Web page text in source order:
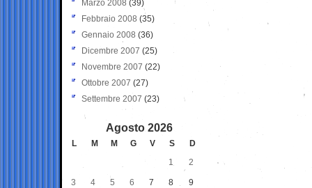
Marzo 2008 (39)
Febbraio 2008 (35)
Gennaio 2008 (36)
Dicembre 2007 (25)
Novembre 2007 (22)
Ottobre 2007 (27)
Settembre 2007 (23)
Agosto 2026
L M M G V S
D
1
2
3 4 5 6 7 8 9